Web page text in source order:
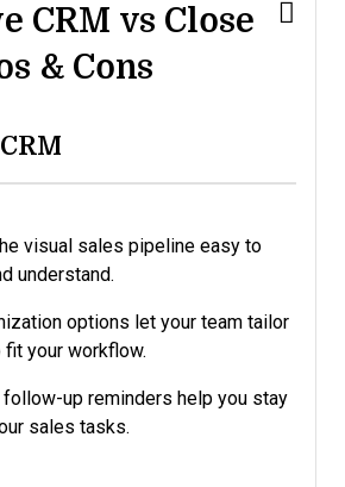
CRM vs Close
& Cons
visual sales pipeline easy to
understand.
options let your team tailor
fit your workflow.
follow-up reminders help you stay
sales tasks.